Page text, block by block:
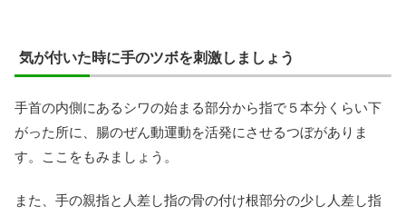
気が付いた時に手のツボを刺激しましょう
手首の内側にあるシワの始まる部分から指で５本分くらい下
がった所に、腸のぜん動運動を活発にさせるつぼがありま
す。ここをもみましょう。
また、手の親指と人差し指の骨の付け根部分の少し人差し指